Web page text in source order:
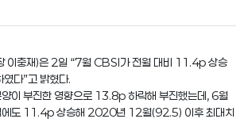
이충재)은 2일 “7월 CBSI가 전월 대비 11.4p 상승
다”고 밝혔다.
이 부진한 영향으로 13.8p 하락해 부진했는데, 6월
도 11.4p 상승해 2020년 12월(92.5) 이후 최대치